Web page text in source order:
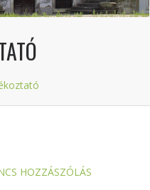
HOZZÁSZÓLÁS